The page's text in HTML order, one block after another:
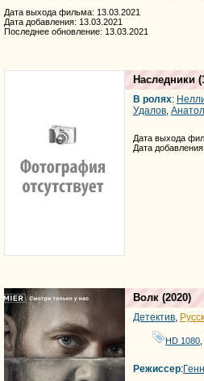
Дата выхода фильма: 13.03.2021
Дата добавления: 13.03.2021
Последнее обновление: 13.03.2021
Наследники
В ролях:
Удалов,
Дата выхода
Дата добавления:
Волк (2020)
Детектив,
HD 1080
Режиссер: